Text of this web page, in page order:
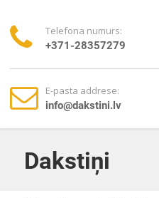
Telefona numurs:
+371-28357279
E-pasta addrese:
info@dakstini.lv
Dakstiņi